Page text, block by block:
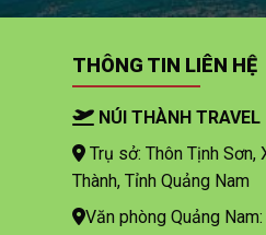
THÔNG TIN LIÊN HỆ
NÚI THÀNH TRAVEL
Trụ sở: Thôn Tịnh Sơn,
Thành, Tỉnh Quảng Nam
Văn phòng Quảng